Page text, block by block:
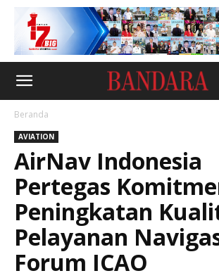
Beranda
AVIATION
AirNav Indonesia
Pertegas
Peningkatan
Pelayanan
Forum ICAO